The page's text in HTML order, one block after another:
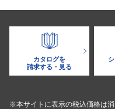
カタログを
請求する・見る
※本サイトに表示の税込価格は